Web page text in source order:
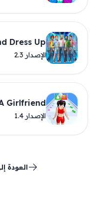
Dress Up
الإصدار 2.3
Girlfriend
الإصدار 1.4
العودة